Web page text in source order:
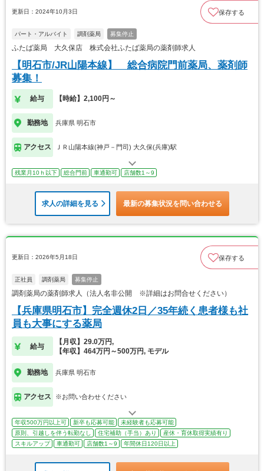
更新日：2024年10月3日 保存する
パート・アルバイト 調剤薬局 募集停止
ふたば薬局 大久保店 株式会社ふたば薬局の薬剤師求人
【明石市/JR山陽本線】 総合病院門前薬局、薬剤師
募集！
給与 【時給】2,100円～
勤務地 兵庫県 明石市
アクセス ＪＲ山陽本線(神戸－門司) 大久保(兵庫)駅
残業月10ｈ以下 総合門前 車通勤可 店舗数1～9
求人の詳細を見る 最新の募集状況を問い合わせる
更新日：2026年5月18日 保存する
正社員 調剤薬局 募集停止
調剤薬局の薬剤師求人（法人名非公開 ※詳細はお問合せください）
【兵庫県明石市】完全週休2日／35年続く患者様も社
員も大事にする薬局
給与
【月収】29.0万円,
【年収】464万円～500万円, モデル
勤務地 兵庫県 明石市
アクセス ※お問い合わせください
年収500万円以上可 新卒も応募可能
未経験者も応募可能
原則、引越しを伴う転勤なし
住宅補助（手当）あり
産休・育休取得実績有り
スキルアップ
車通勤可 店舗数1～9 年間休日120日以上